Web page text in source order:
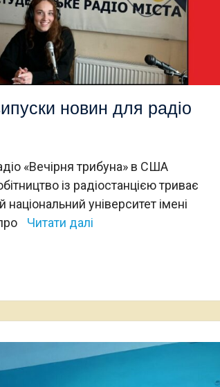
новин для радіо
«Вечірня трибуна» в США
із радіостанцією триває
університет імені
Читати далі